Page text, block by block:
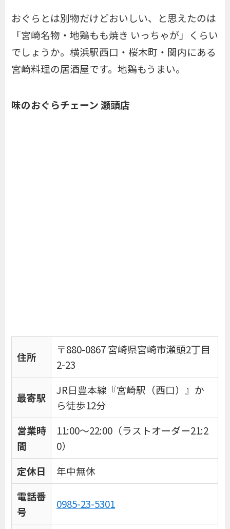
おぐらとは別物だけどおいしい、と思えたのは
「宮崎名物・地鶏もも焼き いっちゃが」くらい
でしょうか。横浜駅西口・桜木町・関内にある
宮崎料理の居酒屋です。地鶏もうまい。
味のおぐらチェーン 瀬頭店
住所
〒880-0867 宮崎県宮崎市瀬頭2丁目
2-23
最寄駅
JR日豊本線『宮崎駅（西口）』か
ら徒歩12分
営業時
間
11:00〜22:00（ラストオーダー21:2
0）
定休日
年中無休
電話番
号
0985-23-5301